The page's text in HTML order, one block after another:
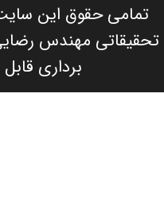
تمامی حقوق این
تحقیقاتی مهندس
برداری